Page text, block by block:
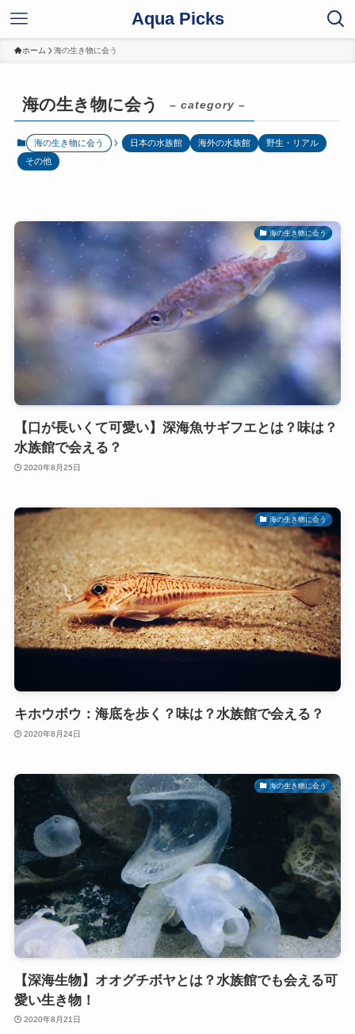
Aqua Picks
ホーム 海の生き物に会う
海の生き物に会う – category –
海の生き物に会う 日本の水族館 海外の水族館
野生・リアル
その他
海の生き物に会う
【口が長いくて可愛い】深海魚サギフエとは？味は？
水族館で会える？
2020年8月25日
海の生き物に会う
キホウボウ：海底を歩く？味は？水族館で会える？
2020年8月24日
海の生き物に会う
【深海生物】オオグチボヤとは？水族館でも会える可
愛い生き物！
2020年8月21日